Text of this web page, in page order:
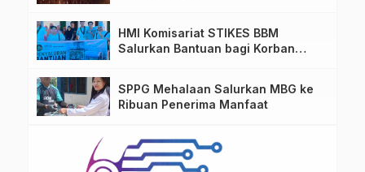
HMI Komisariat STIKES BBM
Salurkan Bantuan bagi Korban
SPPG Mehalaan Salurkan MBG ke
Ribuan Penerima Manfaat